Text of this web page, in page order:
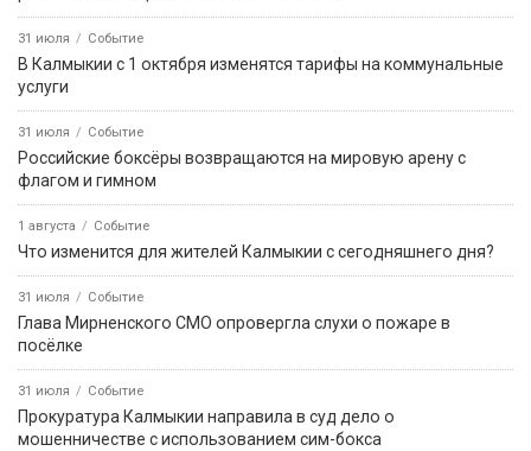
31 июля Событие
В Калмыкии с 1 октября изменятся тарифы на коммунальные
услуги
31 июля Событие
Российские боксёры возвращаются на мировую арену с
флагом и гимном
1 августа Событие
Что изменится для жителей Калмыкии с сегодняшнего дня?
31 июля Событие
Глава Мирненского СМО опровергла слухи о пожаре в
посёлке
31 июля Событие
Прокуратура Калмыкии направила в суд дело о
мошенничестве с использованием сим-бокса